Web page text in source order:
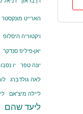
הארייט מונקסטר
ויקטוריה היסלופ
יאן-פיליפ סנדקר
יונה טפר
יו נסבו
לאה גולדברג
ליילה מיצ'אם
ליעד שהם